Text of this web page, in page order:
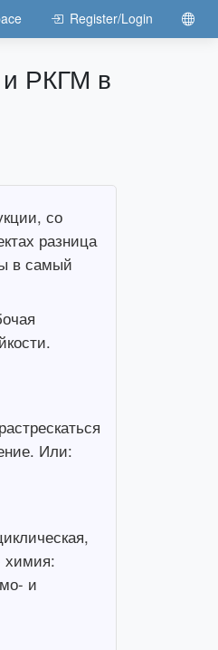
Register/Login
и РКГМ в
со
разница
в самый
Или:
химия:
и